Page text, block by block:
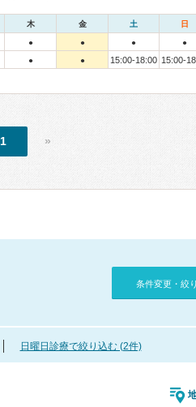
木 金 土 日
● ● ● ●
● ● 15:00-18:00 15:00-
1 »
条件変更・絞
日曜日診療で絞り込む (2件)